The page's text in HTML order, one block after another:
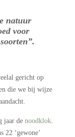
natuur
voor
gericht op
die we bij wijze
jaar de noodklok
22 ‘gewone’